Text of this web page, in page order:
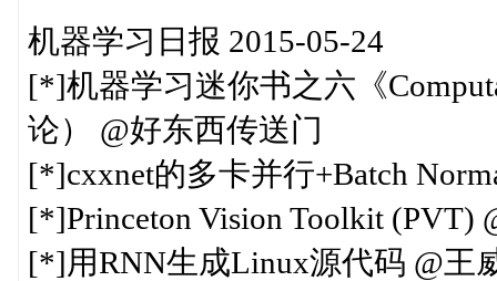
机器学习日报 2015-05-24
[*]机器学习迷你书之六《
论） @好东西传送门
[*]cxxnet的多卡并行+Batch
[*]Princeton Vision Toolkit (PVT)
[*]用RNN生成Linux源代码 @王